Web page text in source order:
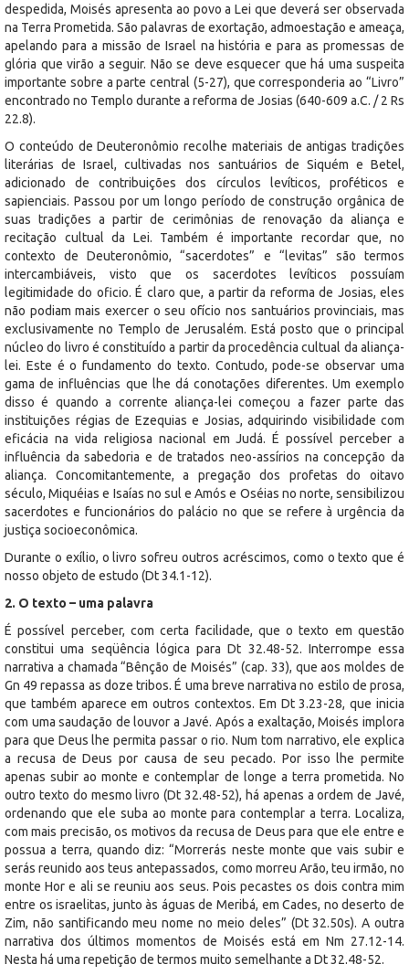
despedida, Moisés apresenta ao povo a Lei que deverá ser observada
na Terra Prometida. São palavras de exortação, admoestação e ameaça,
apelando para a missão de Israel na história e para as promessas de
glória que virão a seguir. Não se deve esquecer que há uma suspeita
importante sobre a parte central (5-27), que corresponderia ao “Livro”
encontrado no Templo durante a reforma de Josias (640-609 a.C. / 2 Rs
22.8).
O conteúdo de Deuteronômio recolhe materiais de antigas tradições
literárias de Israel, cultivadas nos santuários de Siquém e Betel,
adicionado de contribuições dos círculos levíticos, proféticos e
sapienciais. Passou por um longo período de construção orgânica de
suas tradições a partir de cerimônias de renovação da aliança e
recitação cultual da Lei. Também é importante recordar que, no
contexto de Deuteronômio, “sacerdotes” e “levitas” são termos
intercambiáveis, visto que os sacerdotes levíticos possuíam
legitimidade do oficio. É claro que, a partir da reforma de Josias, eles
não podiam mais exercer o seu ofício nos santuários provinciais, mas
exclusivamente no Templo de Jerusalém. Está posto que o principal
núcleo do livro é constituído a partir da procedência cultual da aliança-
lei. Este é o fundamento do texto. Contudo, pode-se observar uma
gama de influências que lhe dá conotações diferentes. Um exemplo
disso é quando a corrente aliança-lei começou a fazer parte das
instituições régias de Ezequias e Josias, adquirindo visibilidade com
eficácia na vida religiosa nacional em Judá. É possível perceber a
influência da sabedoria e de tratados neo-assírios na concepção da
aliança. Concomitantemente, a pregação dos profetas do oitavo
século, Miquéias e Isaías no sul e Amós e Oséias no norte, sensibilizou
sacerdotes e funcionários do palácio no que se refere à urgência da
justiça socioeconômica.
Durante o exílio, o livro sofreu outros acréscimos, como o texto que é
nosso objeto de estudo (Dt 34.1-12).
2. O texto – uma palavra
É possível perceber, com certa facilidade, que o texto em questão
constitui uma seqüência lógica para Dt 32.48-52. Interrompe essa
narrativa a chamada “Bênção de Moisés” (cap. 33), que aos moldes de
Gn 49 repassa as doze tribos. É uma breve narrativa no estilo de prosa,
que também aparece em outros contextos. Em Dt 3.23-28, que inicia
com uma saudação de louvor a Javé. Após a exaltação, Moisés implora
para que Deus lhe permita passar o rio. Num tom narrativo, ele explica
a recusa de Deus por causa de seu pecado. Por isso lhe permite
apenas subir ao monte e contemplar de longe a terra prometida. No
outro texto do mesmo livro (Dt 32.48-52), há apenas a ordem de Javé,
ordenando que ele suba ao monte para contemplar a terra. Localiza,
com mais precisão, os motivos da recusa de Deus para que ele entre e
possua a terra, quando diz: “Morrerás neste monte que vais subir e
serás reunido aos teus antepassados, como morreu Arão, teu irmão, no
monte Hor e ali se reuniu aos seus. Pois pecastes os dois contra mim
entre os israelitas, junto às águas de Meribá, em Cades, no deserto de
Zim, não santificando meu nome no meio deles” (Dt 32.50s). A outra
narrativa dos últimos momentos de Moisés está em Nm 27.12-14.
Nesta há uma repetição de termos muito semelhante a Dt 32.48-52.